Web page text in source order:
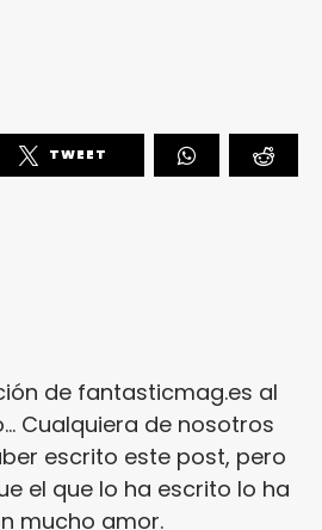
TWEET
de fantasticmag.es al
Cualquiera de nosotros
escrito este post, pero
el que lo ha escrito lo ha
mucho amor.